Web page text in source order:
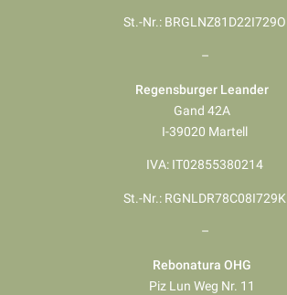
St.-Nr.: BRGLNZ81D22I729O
–
Regensburger Leander
Gand 42A
I-39020 Martell
IVA: IT02855380214
St.-Nr.: RGNLDR78C08I729K
–
Rebonatura OHG
Piz Lun Weg Nr. 11